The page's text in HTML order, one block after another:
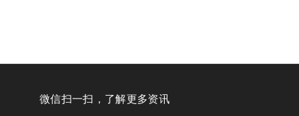
微信扫一扫，了解更多资讯